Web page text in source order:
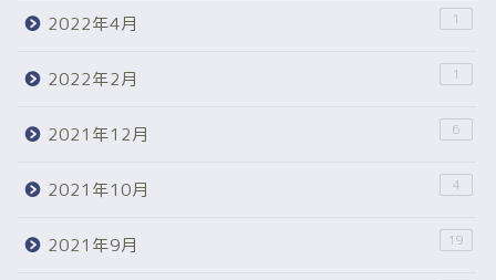
2022年4月 1
2022年2月 1
2021年12月 6
2021年10月 4
2021年9月 19